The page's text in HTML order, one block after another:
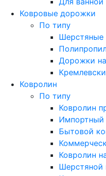
Ковровые дорожки
По типу
Шерстяные
Дорожки
Ковролин
По типу
Ковролин
Импортный
Бытовой
Ковролин
Шерстяной